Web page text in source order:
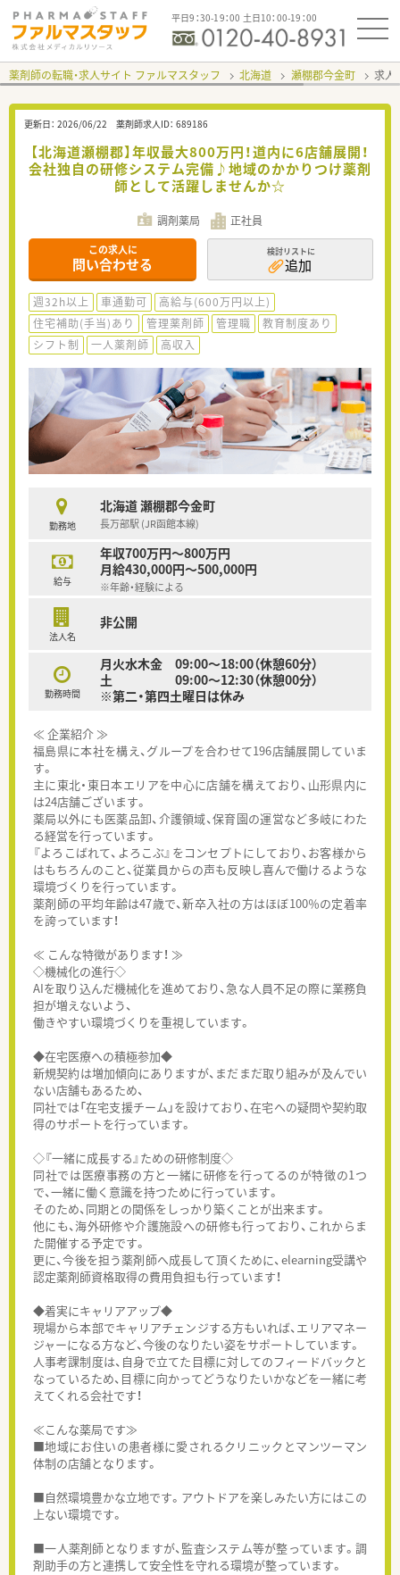
平日9：30-19：00 土日10：00-19：00
薬剤師の転職・求人サイト ファルマスタッフ 北海道 瀬棚郡今金町 求人
更新日： 2026/06/22 薬剤師求人ID： 689186
【北海道瀬棚郡】年収最大800万円！道内に6店舗展開！
会社独自の研修システム完備♪地域のかかりつけ薬剤
師として活躍しませんか☆
調剤薬局 正社員
この求人に
問い合わせる
検討リストに
追加
週32h以上 車通勤可
高給与(600万円以上)
住宅補助(手当)あり
管理薬剤師 管理職
教育制度あり
シフト制
一人薬剤師 高収入
勤務地
北海道 瀬棚郡今金町
長万部駅 (JR函館本線)
給与
年収700万円～800万円
月給430,000円～500,000円
※年齢・経験による
法人名
非公開
勤務時間
月火水木金 09:00～18:00（休憩60分）
土 09:00～12:30（休憩00分）
※第二・第四土曜日は休み
≪ 企業紹介 ≫
福島県に本社を構え、グループを合わせて196店舗展開していま
す。
主に東北・東日本エリアを中心に店舗を構えており、山形県内に
は24店舗ございます。
薬局以外にも医薬品卸、介護領域、保育園の運営など多岐にわた
る経営を行っています。
『よろこばれて、よろこぶ』をコンセプトにしており、お客様から
はもちろんのこと、従業員からの声も反映し喜んで働けるような
環境づくりを行っています。
薬剤師の平均年齢は47歳で、新卒入社の方はほぼ100％の定着率
を誇っています！
≪ こんな特徴があります！ ≫
◇機械化の進行◇
AIを取り込んだ機械化を進めており、急な人員不足の際に業務負
担が増えないよう、
働きやすい環境づくりを重視しています。
◆在宅医療への積極参加◆
新規契約は増加傾向にありますが、まだまだ取り組みが及んでい
ない店舗もあるため、
同社では「在宅支援チーム」を設けており、在宅への疑問や契約取
得のサポートを行っています。
◇『一緒に成長する』ための研修制度◇
同社では医療事務の方と一緒に研修を行ってるのが特徴の1つ
で、一緒に働く意識を持つために行っています。
そのため、同期との関係をしっかり築くことが出来ます。
他にも、海外研修や介護施設への研修も行っており、これからま
た開催する予定です。
更に、今後を担う薬剤師へ成長して頂くために、elearning受講や
認定薬剤師資格取得の費用負担も行っています！
◆着実にキャリアアップ◆
現場から本部でキャリアチェンジする方もいれば、エリアマネー
ジャーになる方など、今後のなりたい姿をサポートしています。
人事考課制度は、自身で立てた目標に対してのフィードバックと
なっているため、目標に向かってどうなりたいかなどを一緒に考
えてくれる会社です！
≪こんな薬局です≫
■地域にお住いの患者様に愛されるクリニックとマンツーマン
体制の店舗となります。
■自然環境豊かな立地です。アウトドアを楽しみたい方にはこの
上ない環境です。
■一人薬剤師となりますが、監査システム等が整っています。調
剤助手の方と連携して安全性を守れる環境が整っています。